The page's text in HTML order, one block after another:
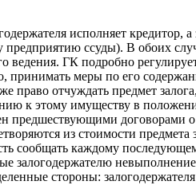
исполняет
ссуды). В обоих
ГК подробно
принимать меры по его
право отчуждать предмет
к этому имуществу в
предшествующими договорами
из стоимости предмета
сообщать каждому
стороны: залогодержателя